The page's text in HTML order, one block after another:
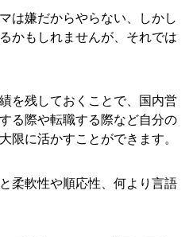
は嫌だからやらない、しかし
かもしれませんが、それでは
を残しておくことで、国内営
る際や転職する際など自分の
限に活かすことができます。
柔軟性や順応性、何より言語